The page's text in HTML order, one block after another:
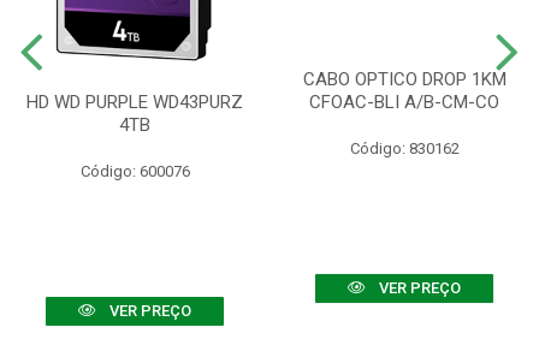
HD WD PURPLE WD43PURZ
4TB
Código: 600076
VER PREÇO
CABO OPTICO DROP 1KM
CFOAC-BLI A/B-CM-CO
Código: 830162
VER PREÇO